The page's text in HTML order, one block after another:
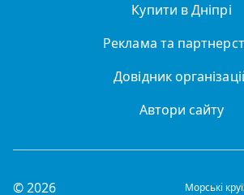
Купити в Дніпрі
Реклама та
Довідник
Автори сайту
© 2026 Морські